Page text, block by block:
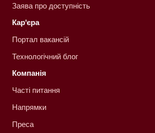
Заява про доступність
Кар'єра
Портал вакансій
Технологічний блог
Компанія
Часті питання
Напрямки
Преса